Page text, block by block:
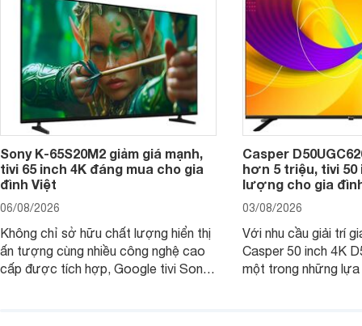
Sony K-65S20M2 giảm giá mạnh,
tivi 65 inch 4K đáng mua cho gia
đình Việt
06/08/2026
Không chỉ sở hữu chất lượng hiển thị
ấn tượng cùng nhiều công nghệ cao
cấp được tích hợp, Google tivi Sony
Casper
hơn 5 triệu, tivi 50
lượng cho gia
03/08/2026
Với nhu cầu giải trí
Casper 50 inch 4K
một trong những lựa